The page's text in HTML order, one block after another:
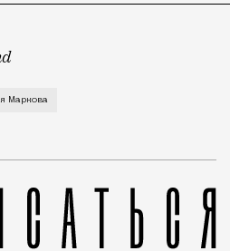
Новгороде открылся
Маркова